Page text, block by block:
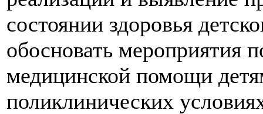
состоянии здоровья
обосновать мероприятия
медицинской помощи
поликлинических